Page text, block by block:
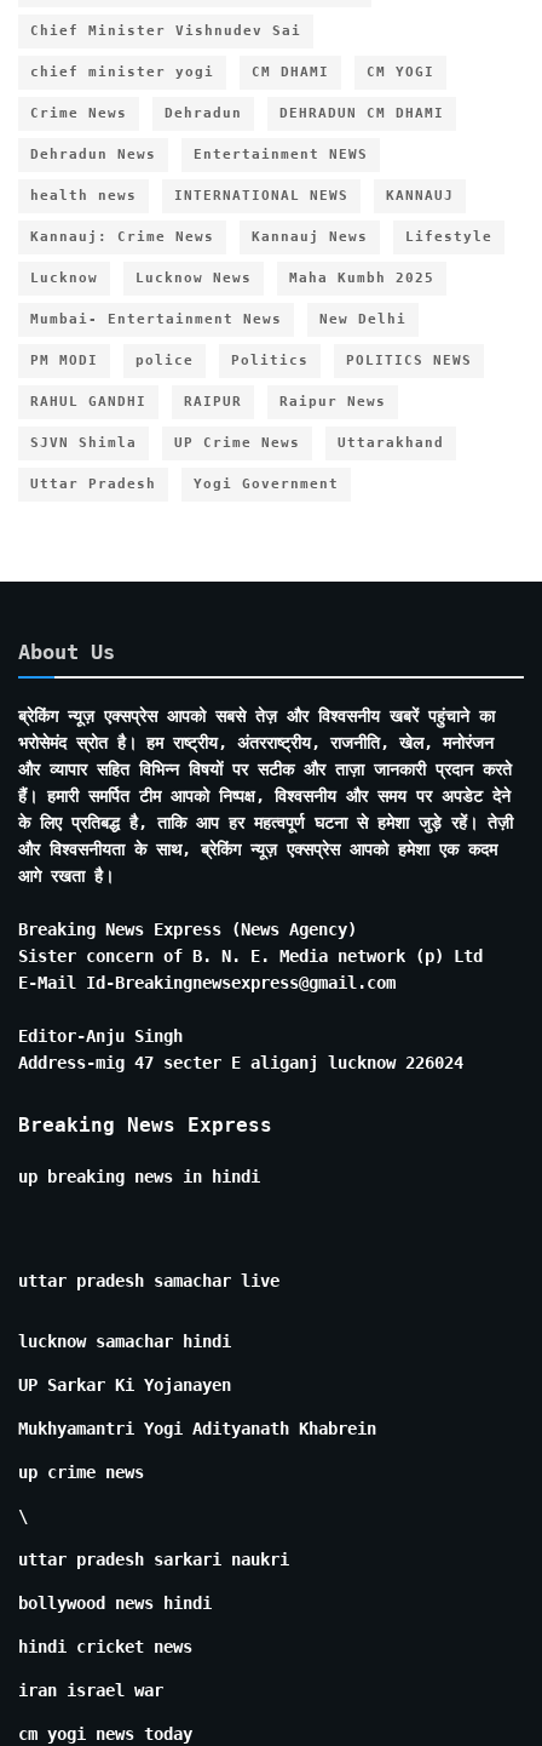
Chief Minister Vishnudev Sai
chief minister yogi CM DHAMI CM YOGI
Crime News Dehradun DEHRADUN CM DHAMI
Dehradun News Entertainment NEWS
health news INTERNATIONAL NEWS KANNAUJ
Kannauj: Crime News Kannauj News Lifestyle
Lucknow Lucknow News Maha Kumbh 2025
Mumbai- Entertainment News New Delhi
PM MODI police Politics POLITICS NEWS
RAHUL GANDHI RAIPUR Raipur News
SJVN Shimla UP Crime News Uttarakhand
Uttar Pradesh Yogi Government
About Us
ब्रेकिंग न्यूज़ एक्सप्रेस आपको सबसे तेज़ और विश्वसनीय खबरें पहुंचाने का
भरोसेमंद स्रोत है। हम राष्ट्रीय, अंतरराष्ट्रीय, राजनीति, खेल, मनोरंजन
और व्यापार सहित विभिन्न विषयों पर सटीक और ताज़ा जानकारी प्रदान करते
हैं। हमारी समर्पित टीम आपको निष्पक्ष, विश्वसनीय और समय पर अपडेट देने
के लिए प्रतिबद्ध है, ताकि आप हर महत्वपूर्ण घटना से हमेशा जुड़े रहें। तेज़ी
और विश्वसनीयता के साथ, ब्रेकिंग न्यूज़ एक्सप्रेस आपको हमेशा एक कदम
आगे रखता है।
Breaking News Express (News Agency)
Sister concern of B. N. E. Media network (p) Ltd
E-Mail Id-Breakingnewsexpress@gmail.com
Editor-Anju Singh
Address-mig 47 secter E aliganj lucknow 226024
Breaking News Express
up breaking news in hindi
uttar pradesh samachar live
lucknow samachar hindi
UP Sarkar Ki Yojanayen
Mukhyamantri Yogi Adityanath Khabrein
up crime news
\
uttar pradesh sarkari naukri
bollywood news hindi
hindi cricket news
iran israel war
cm yogi news today